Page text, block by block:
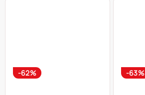
-62% -63%